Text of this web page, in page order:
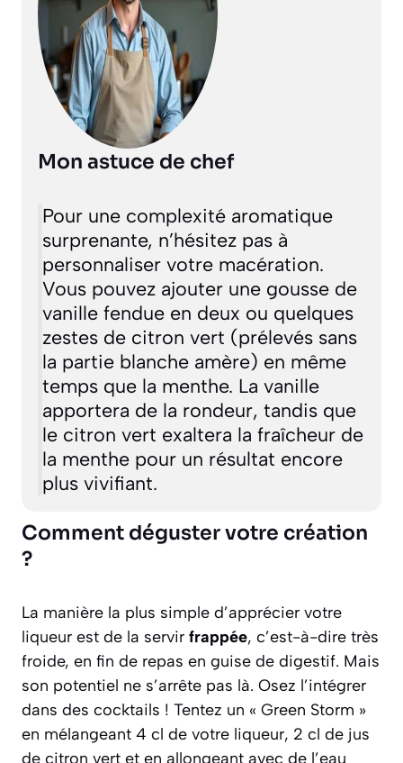
Mon astuce de chef
Pour une complexité aromatique
surprenante, n’hésitez pas à
personnaliser votre macération.
Vous pouvez ajouter une gousse de
vanille fendue en deux ou quelques
zestes de citron vert (prélevés sans
la partie blanche amère) en même
temps que la menthe. La vanille
apportera de la rondeur, tandis que
le citron vert exaltera la fraîcheur de
la menthe pour un résultat encore
plus vivifiant.
Comment déguster votre création
?
La manière la plus simple d’apprécier votre
liqueur est de la servir frappée, c’est-à-dire très
froide, en fin de repas en guise de digestif. Mais
son potentiel ne s’arrête pas là. Osez l’intégrer
dans des cocktails ! Tentez un « Green Storm »
en mélangeant 4 cl de votre liqueur, 2 cl de jus
de citron vert et en allongeant avec de l’eau